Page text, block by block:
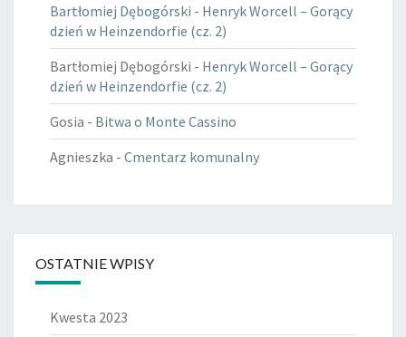
Bartłomiej Dębogórski - Henryk Worcell – Gorący
dzień w Heinzendorfie (cz. 2)
Bartłomiej Dębogórski - Henryk Worcell – Gorący
dzień w Heinzendorfie (cz. 2)
Gosia - Bitwa o Monte Cassino
Agnieszka - Cmentarz komunalny
OSTATNIE WPISY
Kwesta 2023